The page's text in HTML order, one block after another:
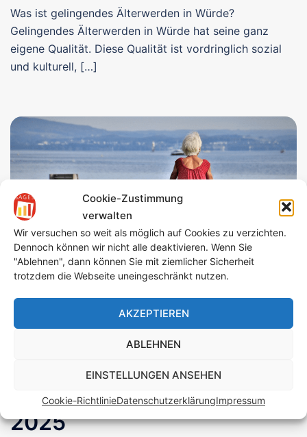
Cookie-Zustimmung
verwalten
Wir versuchen so weit als möglich auf Cookies zu verzichten.
Dennoch können wir nicht alle deaktivieren. Wenn Sie
"Ablehnen", dann können Sie mit ziemlicher Sicherheit
trotzdem die Webseite uneingeschränkt nutzen.
AKZEPTIEREN
ABLEHNEN
EINSTELLUNGEN ANSEHEN
Cookie-RichtlinieDatenschutzerklärungImpressum
Was ist gelingendes Älterwerden in Würde?
Gelingendes Älterwerden in Würde hat seine ganz
eigene Qualität. Diese Qualität ist vordringlich sozial
und kulturell, […]
DNA-RUNDBRIEF , SAGES
Gerechtigkeit ist, worauf
es ankommt: Deutscher
Seniorentag Mannheim
2025